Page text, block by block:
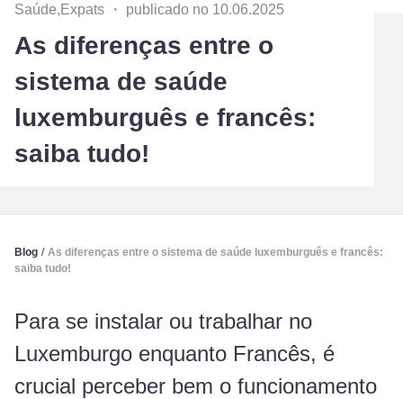
Saúde,Expats ・ publicado no 10.06.2025
As diferenças entre o
sistema de saúde
luxemburguês e francês:
saiba tudo!
Blog / As diferenças entre o sistema de saúde luxemburguês e francês:
saiba tudo!
Para se instalar ou trabalhar no
Luxemburgo enquanto Francês, é
crucial perceber bem o funcionamento